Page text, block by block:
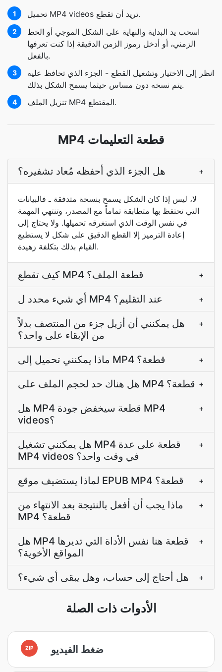
1 تحميل MP4 videos تريد أن تقطع.
2
اسحب يد البداية والنهاية على الشكل الموجي أو الخط
الزمني، أو أدخل رموز الزمن الدقيقة إذا كنت تعرفها
بالفعل.
3
انظر إلى الاختيار وتشغيل القطع - الجزء الذي تحافظ عليه
يتم نسخه دون مساس حيثما يسمح الشكل بذلك.
4 تنزيل الملف MP4 المقتطع.
MP4 قطعة التعليمات
هل الجزء الذي أحفظه مُعاد تشفيره؟ +
لا، ليس إذا كان الشكل يسمح بنسخة متدفقة ـ فالبيانات
التي تحتفظ بها متطابقة تماماً مع المصدر، وتنتهي المهمة
في نفس الوقت الذي استغرقه تحميلها. ولا يحتاج إلى
إعادة الترميز إلا القطع الدقيق على شكل لا يستطيع
القيام بذلك بتكلفة زهيدة.
كيف تقطع MP4 قطعة الملف؟ +
أي شيء محدد ل MP4 عند التقليم؟ +
هل يمكنني أن أزيل جزء من المنتصف بدلاً
من الإبقاء على واحد؟
+
ماذا يمكنني تحميل إلى MP4 قطعة؟ +
هل هناك حد لحجم الملف على MP4 قطعة؟ +
هل MP4 قطعة سيخفض جودة MP4
videos؟
+
هل يمكنني تشغيل MP4 قطعة على عدة
MP4 videos في وقت واحد؟
+
لماذا يستضيف موقع EPUB MP4 قطعة؟ +
ماذا يجب أن أفعل بالنتيجة بعد الانتهاء من
MP4 قطعة؟
+
هل MP4 قطعة هنا نفس الأداة التي تديرها
المواقع الأخوية؟
+
هل أحتاج إلى حساب، وهل يبقى أي شيء؟ +
الأدوات ذات الصلة
ZIP ضغط الفيديو